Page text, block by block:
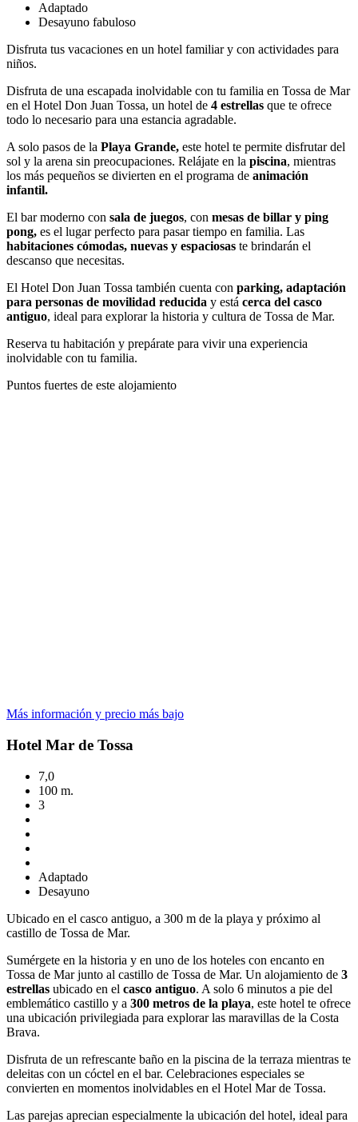
Adaptado
Desayuno fabuloso
Disfruta tus vacaciones en un hotel familiar y con actividades para
niños.
Disfruta de una escapada inolvidable con tu familia en Tossa de Mar
en el Hotel Don Juan Tossa, un hotel de 4 estrellas que te ofrece
todo lo necesario para una estancia agradable.
A solo pasos de la Playa Grande, este hotel te permite disfrutar del
sol y la arena sin preocupaciones. Relájate en la piscina, mientras
los más pequeños se divierten en el programa de animación
infantil.
El bar moderno con sala de juegos, con mesas de billar y ping
pong, es el lugar perfecto para pasar tiempo en familia. Las
habitaciones cómodas, nuevas y espaciosas te brindarán el
descanso que necesitas.
El Hotel Don Juan Tossa también cuenta con parking, adaptación
para personas de movilidad reducida y está cerca del casco
antiguo, ideal para explorar la historia y cultura de Tossa de Mar.
Reserva tu habitación y prepárate para vivir una experiencia
inolvidable con tu familia.
Puntos fuertes de este alojamiento
Más información y precio más bajo
Hotel Mar de Tossa
7,0
100 m.
3
Adaptado
Desayuno
Ubicado en el casco antiguo, a 300 m de la playa y próximo al
castillo de Tossa de Mar.
Sumérgete en la historia y en uno de los hoteles con encanto en
Tossa de Mar junto al castillo de Tossa de Mar. Un alojamiento de 3
estrellas ubicado en el casco antiguo. A solo 6 minutos a pie del
emblemático castillo y a 300 metros de la playa, este hotel te ofrece
una ubicación privilegiada para explorar las maravillas de la Costa
Brava.
Disfruta de un refrescante baño en la piscina de la terraza mientras te
deleitas con un cóctel en el bar. Celebraciones especiales se
convierten en momentos inolvidables en el Hotel Mar de Tossa.
Las parejas aprecian especialmente la ubicación del hotel, ideal para